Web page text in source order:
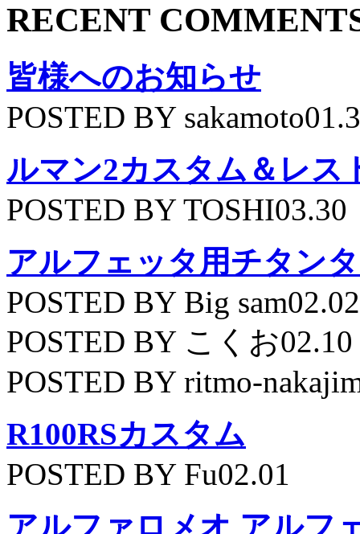
RECENT
皆様へのお知らせ
POSTED BY
ルマン2カスタム＆レス
POSTED BY TOSHI03.30
アルフェッタ用チタン
POSTED BY Big sam02.02
POSTED BY こくお02.10
POSTED BY ritmo-
R100RSカスタム
POSTED BY Fu02.01
アルファロメオ アルフ